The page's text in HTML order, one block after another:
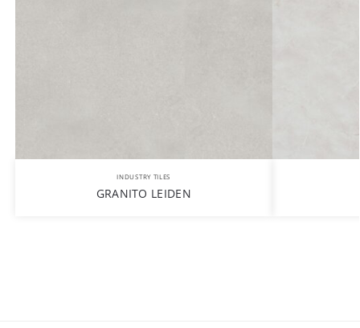
INDUSTRY TILES
GRANITO LEIDEN